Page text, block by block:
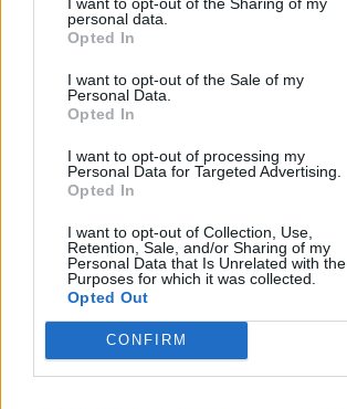
personal data.
Opted In
I want to opt-out of the Sale of my
Personal Data.
Opted In
I want to opt-out of processing my
Personal Data for Targeted Advertising.
Opted In
I want to opt-out of Collection, Use,
Retention, Sale, and/or Sharing of my
Personal Data that Is Unrelated with the
Purposes for which it was collected.
Opted Out
CONFIRM